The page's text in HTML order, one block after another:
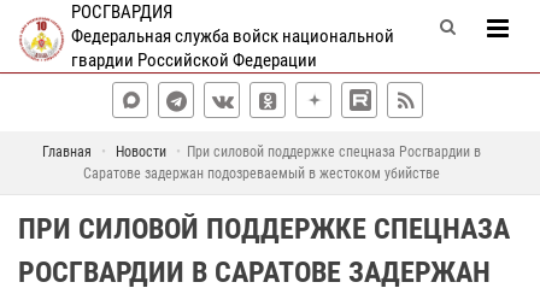
РОСГВАРДИЯ
Федеральная служба войск национальной
гвардии Российской Федерации
Главная Новости
При силовой поддержке спецназа Росгвардии в
Саратове задержан подозреваемый в жестоком убийстве
ПРИ СИЛОВОЙ ПОДДЕРЖКЕ СПЕЦНАЗА
РОСГВАРДИИ В САРАТОВЕ ЗАДЕРЖАН